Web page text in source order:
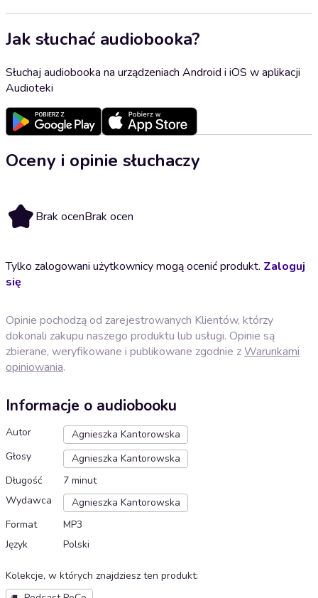
Jak słuchać audiobooka?
Słuchaj audiobooka na urządzeniach Android i iOS w aplikacji
Audioteki
Oceny i opinie słuchaczy
Brak ocenBrak ocen
Tylko zalogowani użytkownicy mogą ocenić produkt. Zaloguj
się
Opinie pochodzą od zarejestrowanych Klientów, którzy
dokonali zakupu naszego produktu lub usługi. Opinie są
zbierane, weryfikowane i publikowane zgodnie zWarunkami
opiniowania.
Informacje o audiobooku
Autor
Agnieszka Kantorowska
Głosy
Agnieszka Kantorowska
Długość
7 minut
Wydawca
Agnieszka Kantorowska
Format
MP3
Język
Polski
Kolekcje, w których znajdziesz ten produkt: